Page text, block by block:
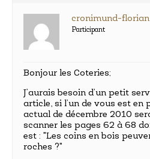
cronimund-florian
Participant
Bonjour les Coteries;
J’aurais besoin d’un petit
article, si l’un de vous est en
actual de décembre 2010
scanner les pages 62 à 68
est : "Les coins en bois
roches ?"